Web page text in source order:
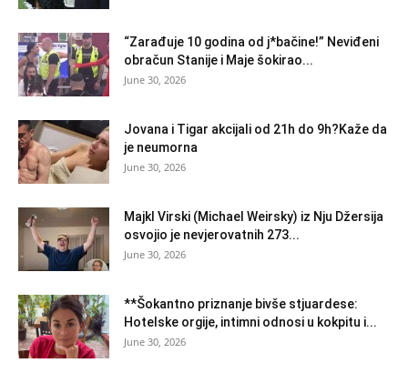
“Zarađuje 10 godina od j*bačine!” Neviđeni
obračun Stanije i Maje šokirao...
June 30, 2026
Jovana i Tigar akcijali od 21h do 9h?Kaže da
je neumorna
June 30, 2026
Majkl Virski (Michael Weirsky) iz Nju Džersija
osvojio je nevjerovatnih 273...
June 30, 2026
**Šokantno priznanje bivše stjuardese:
Hotelske orgije, intimni odnosi u kokpitu i...
June 30, 2026